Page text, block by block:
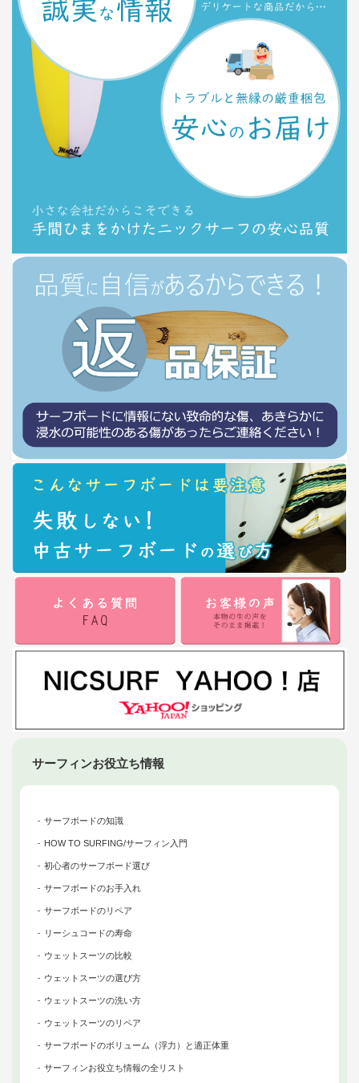
サーフィンお役立ち情報
サーフボードの知識
HOW TO SURFING/サーフィン入門
初心者のサーフボード選び
サーフボードのお手入れ
サーフボードのリペア
リーシュコードの寿命
ウェットスーツの比較
ウェットスーツの選び方
ウェットスーツの洗い方
ウェットスーツのリペア
サーフボードのボリューム（浮力）と適正体重
サーフィンお役立ち情報の全リスト